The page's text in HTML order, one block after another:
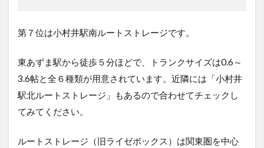
第７位は小村井駅南ルートストレージです。
東あずま駅から徒歩５分ほどで、
トランクサイズは0.6～
3.6帖と全６種類が用意されています。近隣には「小村井
駅北ルートストレージ」もあるので合わせてチェックし
てみてください。
ルートストレージ（旧ライゼボックス）は関東圏を中心